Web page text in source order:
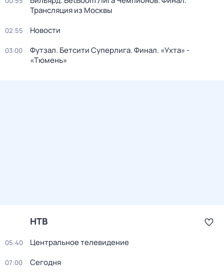
Трансляция из Москвы
02:55 Новости
03:00
Футзал. Бетсити Суперлига. Финал. «Ухта» -
«Тюмень»
НТВ
05:40 Центральное телевидение
07:00 Сегодня